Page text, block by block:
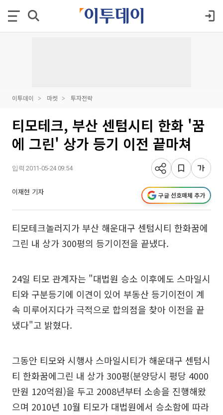
이투데이 마켓 투자전략
티모테크, 부산 센텀시티 한화 '꿈
에 그린' 상가 등기 이전 끝마쳐
입력 2011-05-24 09:54
이재현 기자 구글 선호매체 추가
티모테크놀러지가 부산 해운대구 센텀시티 한화꿈에
그린 내 상가 300평의 등기이전을 끝냈다.
24일 티모 관계자는 "대법원 승소 이후에도 스마일시
티와 구분등기에 이견이 있어 부동산 등기이전이 계
속 미루어지다가 극적으로 합의점을 찾아 이전을 끝
냈다"고 밝혔다.
그동안 티모와 시행사 스마일시티가 해운대구 센텀시
티 한화꿈에그린 내 상가 300평(분양당시 평당 4000
만원 120억원)을 두고 2008년부터 소송을 진행해왔
으며 2010년 10월 티모가 대법원에서 승소함에 따라